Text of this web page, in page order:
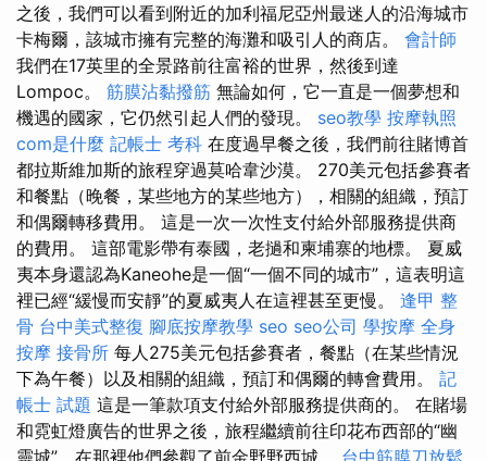
之後，我們可以看到附近的加利福尼亞州最迷人的沿海城市
卡梅爾，該城市擁有完整的海灘和吸引人的商店。 會計師
我們在17英里的全景路前往富裕的世界，然後到達
Lompoc。 筋膜沾黏撥筋 無論如何，它一直是一個夢想和
機遇的國家，它仍然引起人們的發現。 seo教學 按摩執照
com是什麼 記帳士 考科 在度過早餐之後，我們前往賭博首
都拉斯維加斯的旅程穿過莫哈韋沙漠。 270美元包括參賽者
和餐點（晚餐，某些地方的某些地方），相關的組織，預訂
和偶爾轉移費用。 這是一次一次性支付給外部服務提供商
的費用。 這部電影帶有泰國，老撾和柬埔寨的地標。 夏威
夷本身還認為Kaneohe是一個“一個不同的城市”，這表明這
裡已經“緩慢而安靜”的夏威夷人在這裡甚至更慢。 逢甲 整
骨 台中美式整復 腳底按摩教學 seo seo公司 學按摩 全身
按摩 接骨所 每人275美元包括參賽者，餐點（在某些情況
下為午餐）以及相關的組織，預訂和偶爾的轉會費用。 記
帳士 試題 這是一筆款項支付給外部服務提供商的。 在賭場
和霓虹燈廣告的世界之後，旅程繼續前往印花布西部的“幽
靈城”，在那裡他們參觀了前金野野西城。 台中筋膜刀放鬆